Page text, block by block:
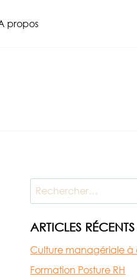
propos
Rechercher :
ARTICLES RÉCENTS
Culture managériale à
Formation Posture RH